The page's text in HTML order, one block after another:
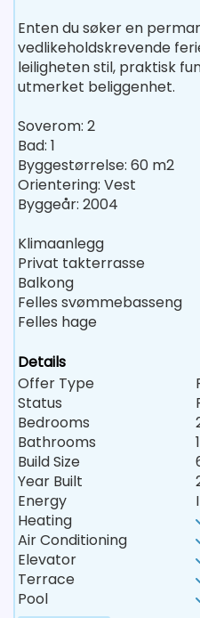
Enten du søker en
vedlikeholdskrevende
leiligheten stil, praktisk
utmerket beliggenhet.
Soverom: 2
Bad: 1
Byggestørrelse: 60 m2
Orientering: Vest
Byggeår: 2004
Klimaanlegg
Privat takterrasse
Balkong
Felles svømmebasseng
Felles hage
Details
Offer Type
Status
Bedrooms
Bathrooms
1
Build Size
Year Built
Energy
Heating
Air Conditioning
Elevator
Terrace
Pool